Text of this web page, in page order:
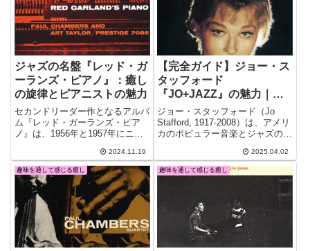
ジャズの名盤『レッド・ガ
ーランズ・ピアノ』：癒し
の旋律とピアニストの魅力
セカンドリーダー作となるアルバ
ム『レッド・ガーランズ・ピア
ノ』は、1956年と1957年にニュ
本作には、彼の卓越した技術と音
楽的な深みが存分に詰め込まれて
います。
2024.11.19
【完全ガイド】ジョー・ス
タッフォード
『JO+JAZZ』の魅力｜エ
リントニアンと奏でる極上
のジャズ・ボーカル
ジョー・スタッフォード（Jo
Stafford, 1917-2008）は、アメリ
カのポピュラー音楽とジャズの世
です。彼女はもともと トミー・
ドーシー楽団 の専属シンガーと
して名を馳せ、その後ポップスと
2025.04.02
趣味を通して感じる癒し 趣味を通して感じる癒し